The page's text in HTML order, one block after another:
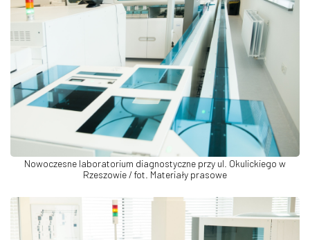
Nowoczesne laboratorium diagnostyczne przy ul. Okulickiego w
Rzeszowie / fot. Materiały prasowe